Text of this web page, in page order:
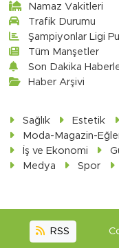
Namaz Vakitleri
Trafik Durumu
Şampiyonlar Ligi
Tüm Manşetler
Son Dakika
Haber Arşivi
Sağlık Estetik
Moda-Magazin-
İş ve Ekonomi
Medya
Spor
RSS